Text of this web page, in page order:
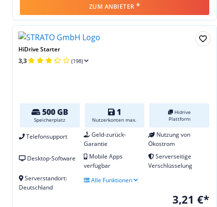
ZUM ANBIETER *
HiDrive Starter
3,3 (198)
500 GB
Speicherplatz
1
Nutzerkonten max.
Hidrive
Plattform
Telefonsupport
Geld-zurück-
Garantie
Nutzung von
Ökostrom
Desktop-Software
Mobile Apps
verfügbar
Serverseitige
Verschlüsselung
Serverstandort:
Deutschland
Alle Funktionen
3,21 €*